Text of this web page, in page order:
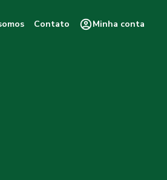
Contato Minha conta